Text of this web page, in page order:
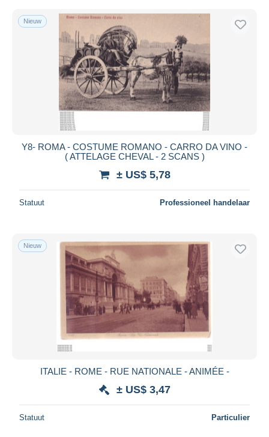
Gratis levering
Betaalmiddelen
PayPal
Bankoverschrijving
Visa
Mastercard
Bancontact
Maestro
Woonplaats van de verkoper
Toepassen
Nieuw
Y8- ROMA - COSTUME ROMANO - CARRO DA VINO -
( ATTELAGE CHEVAL - 2 SCANS )
± US$ 5,78
Statuut Professioneel handelaar
Nieuw
ITALIE - ROME - RUE NATIONALE - ANIMÉE -
± US$ 3,47
Statuut Particulier